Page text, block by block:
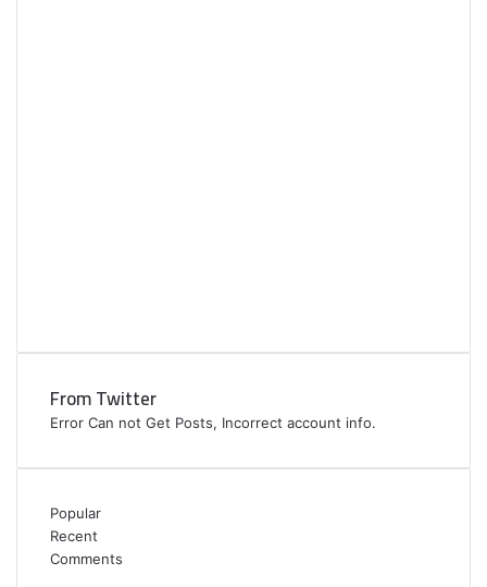
From Twitter
Error Can not Get Posts, Incorrect account info.
Popular
Recent
Comments